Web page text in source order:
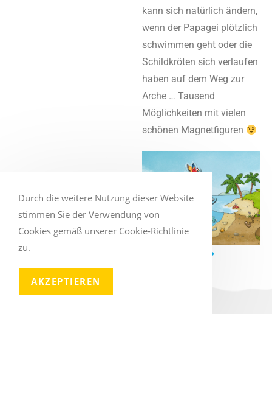
kann sich natürlich ändern,
wenn der Papagei plötzlich
schwimmen geht oder die
Schildkröten sich verlaufen
haben auf dem Weg zur
Arche … Tausend
Möglichkeiten mit vielen
schönen Magnetfiguren
Durch die weitere Nutzung dieser Website
stimmen Sie der Verwendung von
Cookies gemäß unserer Cookie-Richtlinie
zu.
AKZEPTIEREN